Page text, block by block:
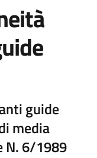
guide
media
N. 6/1989